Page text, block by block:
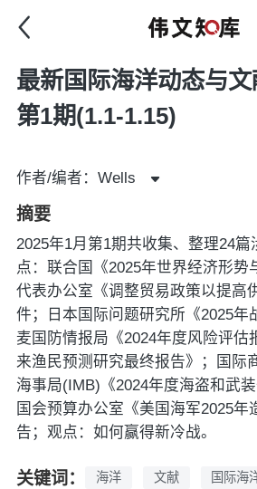
最新国际海洋动态与文
第1期(1.1-1.15)
作者/编者：Wells
摘要
2025年1月第1期共收集、整理24
点：联合国《2025年世界经济形势
代表办公室《调整贸易政策以提高
件；日本国际问题研究所《2025年
麦国防情报局《2024年度风险评估
来渔民预测研究最终报告》；国际
海事局(IMB)《2024年度海盗和武
国会预算办公室《美国海军2025年
告；观点：如何赢得新冷战。
关键词： 海洋 文献 国际海